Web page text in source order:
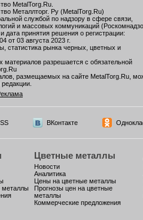
MetalTorg.Ru
Металлторг. Ру (MetalTorg.Ru)
службой по надзору в сфере связи,
и массовых коммуникаций
дата принятия решения о регистрации:
03 августа 2023 г.
статистика рынка черных, цветных и
материалов разрешается с обязательной
размещаемых на сайте MetalTorg.Ru,
ВКонтакте
металлы
Цветные металлы
Новости
Аналитика
Цены на цветные металлы
Прогнозы цен на цветные
металлы
Коммерческие предложения